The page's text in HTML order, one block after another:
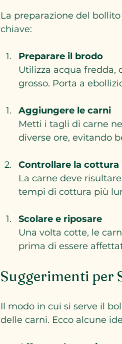
La preparazione del
chiave:
Preparare il brodo
Utilizza acqua fredda,
grosso. Porta a
Aggiungere le carni
Metti i tagli di carne
diverse ore, evitando
Controllare la cottura
La carne deve
tempi di cottura più
Scolare e riposare
Una volta cotte, le
prima di essere
Suggerimenti per
Il modo in cui si serve il
delle carni. Ecco alcune